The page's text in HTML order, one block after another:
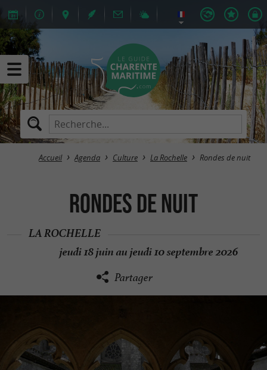
Accueil Agenda Culture La Rochelle Rondes de nuit
Rondes de nuit
LA ROCHELLE
jeudi 18 juin au jeudi 10 septembre 2026
Partager